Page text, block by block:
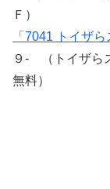
Ｆ）
「7041 トイザ
９- （トイザら
無料）